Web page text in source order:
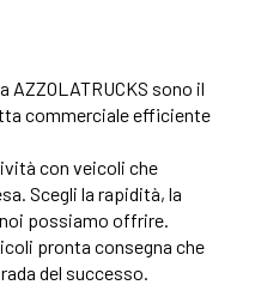
AZZOLATRUCKS sono il
commerciale efficiente
con veicoli che
Scegli la rapidità, la
possiamo offrire.
pronta consegna che
del successo.